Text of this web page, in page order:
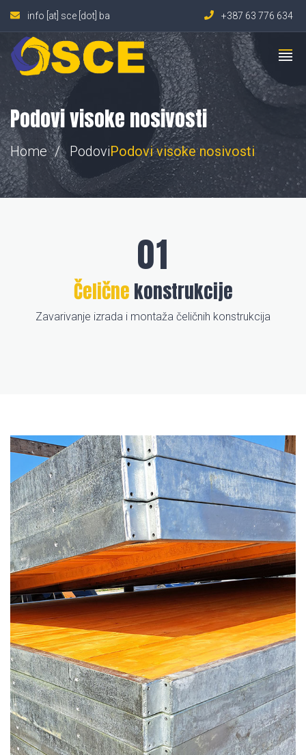
info [at] sce [dot] ba +387 63 776 634
Podovi visoke nosivosti
Home PodoviPodovivisoke nosivosti
Čeličnekonstrukcije
Zavarivanje izrada i montaža čeličnih konstrukcija